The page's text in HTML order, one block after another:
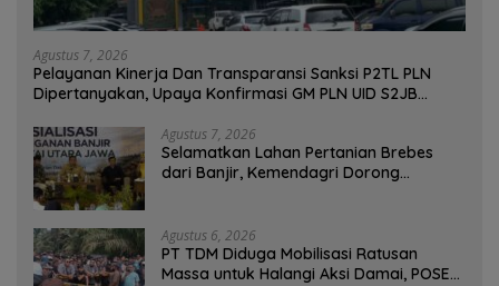
Agustus 7, 2026
Pelayanan Kinerja Dan Transparansi Sanksi P2TL PLN
Dipertanyakan, Upaya Konfirmasi GM PLN UID S2JB
Agustus 7, 2026
Selamatkan Lahan Pertanian Brebes
dari Banjir, Kemendagri Dorong
Agustus 6, 2026
PT TDM Diduga Mobilisasi Ratusan
Massa untuk Halangi Aksi Damai, POSE